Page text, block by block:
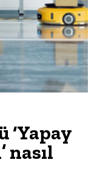
‘Yapay
nasıl